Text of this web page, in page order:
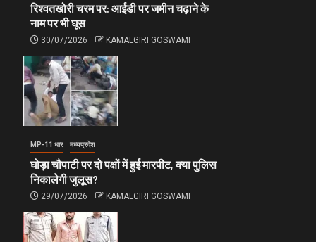
रिश्वतखोरी चरम पर: आईडी पर जमीन चढ़ाने के
नाम पर भी घूस
30/07/2026 KAMALGIRI GOSWAMI
MP-11 धार मध्यप्रदेश
घोड़ा चौपाटी पर दो पक्षों में हुई मारपीट, क्या पुलिस
निकालेगी जुलूस?
29/07/2026 KAMALGIRI GOSWAMI